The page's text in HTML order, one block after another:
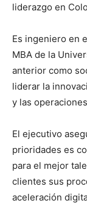
liderazgo en
Es ingeniero en
MBA de la
anterior como
liderar la
y las
El ejecutivo
prioridades es
para el mejor
clientes sus
aceleración